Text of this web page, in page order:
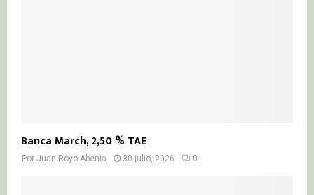
Banca March, 2,50 % TAE
Por Juan Royo Abenia 30 julio, 2026 0